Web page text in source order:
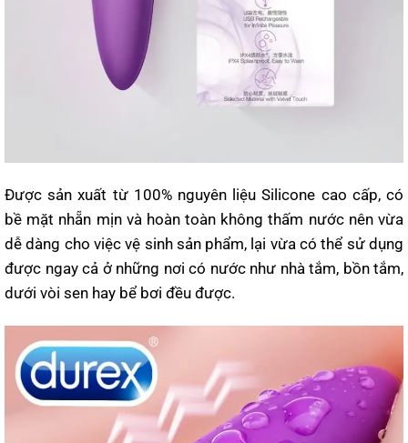
Được sản xuất từ 100% nguyên liệu Silicone cao cấp, có
bề mặt nhẵn mịn và hoàn toàn không thấm nước nên vừa
dễ dàng cho việc vệ sinh sản phẩm, lại vừa có thể sử dụng
được ngay cả ở những nơi có nước như nhà tắm, bồn tắm,
dưới vòi sen hay bể bơi đều được.